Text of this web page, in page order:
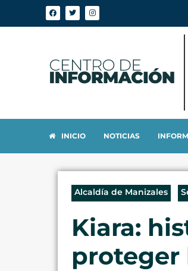
INICIO NOTICIAS
Alcaldía de Manizales
Kiara:
proteger